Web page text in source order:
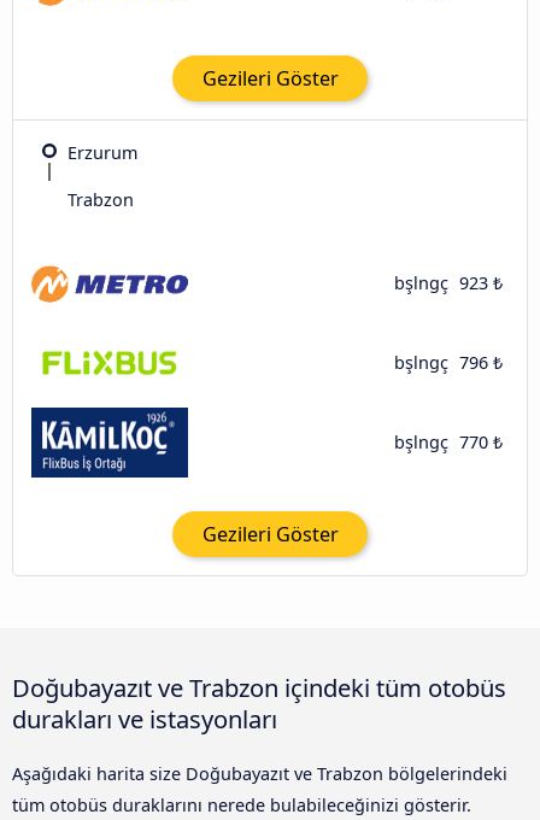
Gezileri Göster
Erzurum
Trabzon
bşlngç 923 ₺
bşlngç 796 ₺
bşlngç 770 ₺
Gezileri Göster
Doğubayazıt ve Trabzon içindeki tüm otobüs
durakları ve istasyonları
Aşağıdaki harita size Doğubayazıt ve Trabzon bölgelerindeki
tüm otobüs duraklarını nerede bulabileceğinizi gösterir.